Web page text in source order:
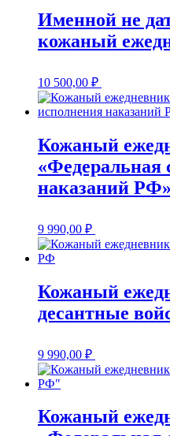
Именной не
кожаный
10 500,00 ₽
Кожаный
«Федеральная
наказаний РФ»
9 990,00 ₽
Кожаный
десантные
9 990,00 ₽
Кожаный